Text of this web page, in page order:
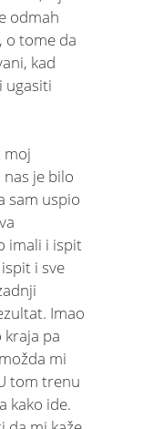
odmah
o tome da
kad
ugasiti
moj
je bilo
sam uspio
imali i ispit
i sve
Imao
pa
mi
tom trenu
kako ide.